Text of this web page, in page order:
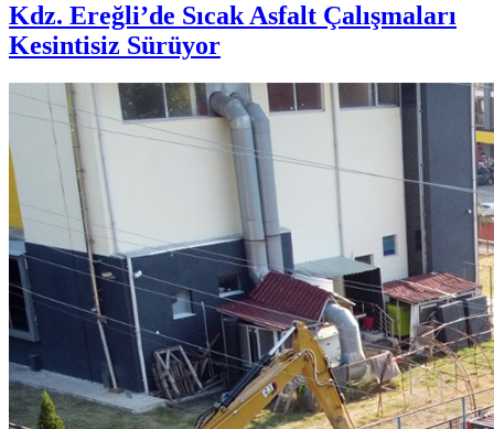
Kdz. Ereğli’de Sıcak Asfalt Çalışmaları
Kesintisiz Sürüyor